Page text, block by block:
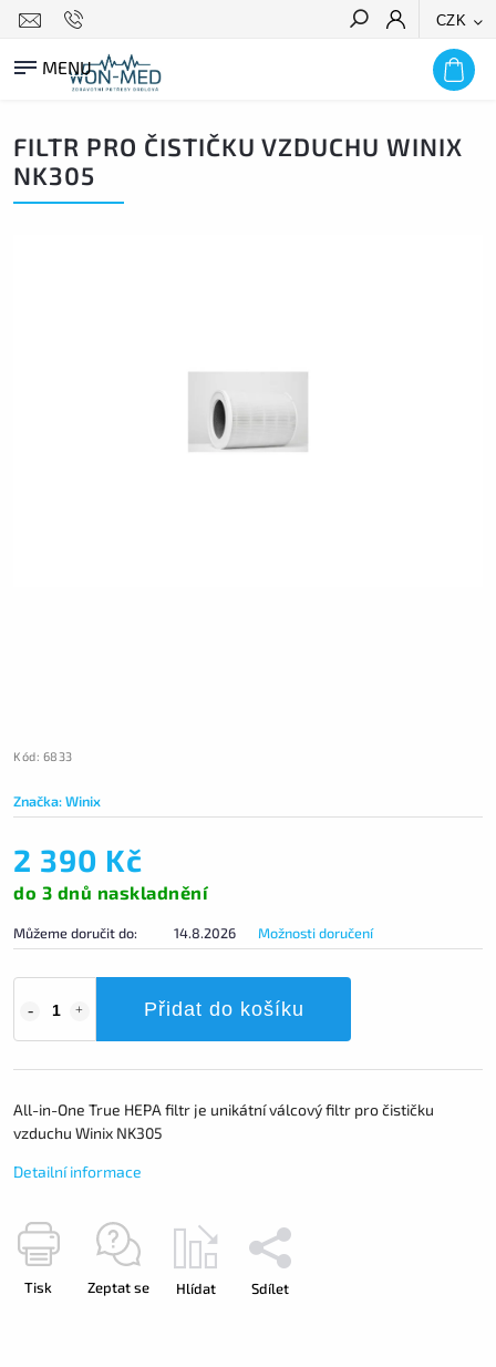
CZK
HLEDAT
FILTR PRO ČISTIČKU VZDUCHU WINIX
NK305
Kód: 6833
Značka:Winix
2 390 Kč
do 3 dnů naskladnění
Můžeme doručit do: 14.8.2026 Možnosti doručení
Přidat do košíku
All-in-One True HEPA filtr je unikátní válcový filtr pro čističku
vzduchu Winix NK305
Detailní informace
Tisk Zeptat se Hlídat Sdílet